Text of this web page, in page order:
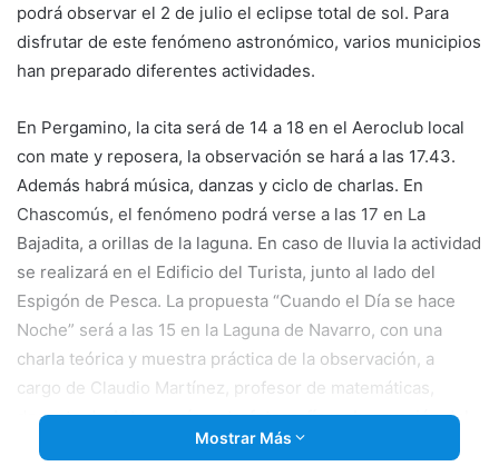
podrá observar el 2 de julio el eclipse total de sol. Para
disfrutar de este fenómeno astronómico, varios municipios
han preparado diferentes actividades.
En Pergamino, la cita será de 14 a 18 en el Aeroclub local
con mate y reposera, la observación se hará a las 17.43.
Además habrá música, danzas y ciclo de charlas. En
Chascomús, el fenómeno podrá verse a las 17 en La
Bajadita, a orillas de la laguna. En caso de lluvia la actividad
se realizará en el Edificio del Turista, junto al lado del
Espigón de Pesca. La propuesta “Cuando el Día se hace
Noche” será a las 15 en la Laguna de Navarro, con una
charla teórica y muestra práctica de la observación, a
cargo de Claudio Martínez, profesor de matemáticas,
docente de Astronomía, astrofotografía y observación del
cielo, con entrada libre y gratuita.
Mostrar Más